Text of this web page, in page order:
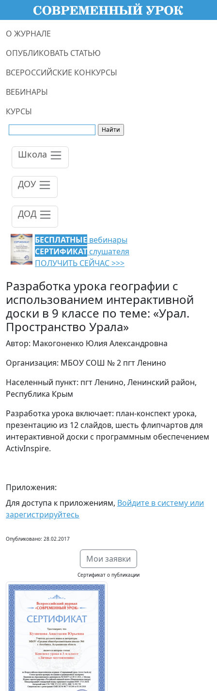
О ЖУРНАЛЕ
ОПУБЛИКОВАТЬ СТАТЬЮ
ВСЕРОССИЙСКИЕ КОНКУРСЫ
ВЕБИНАРЫ
КУРСЫ
Школа
ДОУ
ДОД
БЕСПЛАТНЫЕ вебинары
СЕРТИФИКАТ слушателя
ПОЛУЧИТЬ СЕЙЧАС >>>
Разработка урока географии с
использованием интерактивной
доски в 9 классе по теме: «Урал.
Пространство Урала»
Автор: Макогоненко Юлия Александровна
Организация: МБОУ СОШ № 2 пгт Ленино
Населенный пункт: пгт Ленино, Ленинский район,
Республика Крым
Разработка урока включает: план-конспект урока,
презентацию из 12 слайдов, шесть флипчартов для
интерактивной доски с программным обеспечением
ActivInspire.
Приложения:
Для доступа к приложениям, Войдите в систему или
зарегистрируйтесь
Опубликовано: 28.02.2017
Мои заявки
Сертификат о публикации